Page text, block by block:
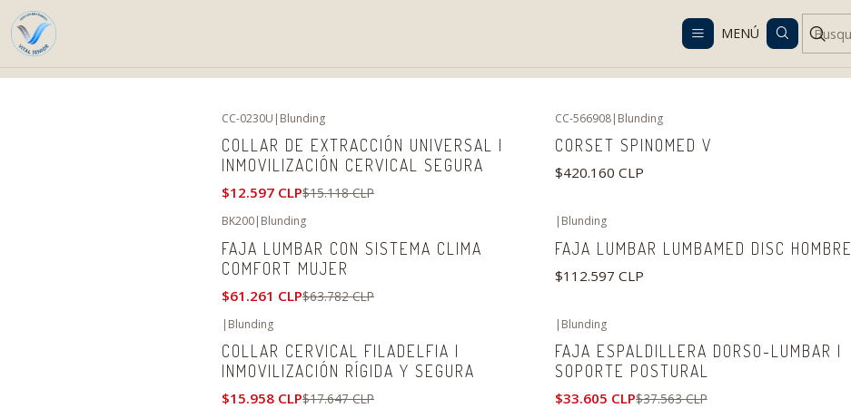
MENÚ
Despacho gratis en RM desde $100.000. Revisa las condiciones.
No disponible
CC-0230U | Blunding
COLLAR DE EXTRACCIÓN UNIVERSAL |
INMOVILIZACIÓN CERVICAL SEGURA
$12.597 CLP$15.118 CLP
CC-566908| Blunding
CORSET SPINOMED V
$420.160 CLP
BK200| Blunding
FAJA LUMBAR CON SISTEMA CLIMA
COMFORT MUJER
$61.261 CLP$63.782 CLP
| Blunding
FAJA LUMBAR LUMBAMED DISC HOMBRE
$112.597 CLP
| Blunding
COLLAR CERVICAL FILADELFIA |
INMOVILIZACIÓN RÍGIDA Y SEGURA
$15.958 CLP$17.647 CLP
| Blunding
FAJA ESPALDILLERA DORSO-LUMBAR |
SOPORTE POSTURAL
$33.605 CLP$37.563 CLP